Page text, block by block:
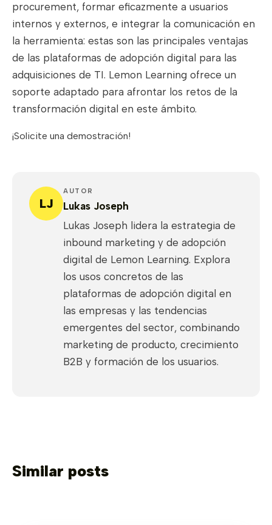
procurement, formar eficazmente a usuarios
internos y externos, e integrar la comunicación en
la herramienta: estas son las principales ventajas
de las plataformas de adopción digital para las
adquisiciones de TI. Lemon Learning ofrece un
soporte adaptado para afrontar los retos de la
transformación digital en este ámbito.
¡Solicite una demostración!
LJ
AUTOR
Lukas Joseph
Lukas Joseph lidera la estrategia de
inbound marketing y de adopción
digital de Lemon Learning. Explora
los usos concretos de las
plataformas de adopción digital en
las empresas y las tendencias
emergentes del sector, combinando
marketing de producto, crecimiento
B2B y formación de los usuarios.
Similar posts